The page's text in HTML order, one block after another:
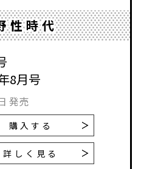
性時代
8月号
発売
購入する
詳しく見る